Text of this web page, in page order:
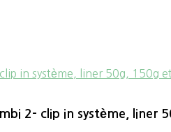
2- clip in système, liner